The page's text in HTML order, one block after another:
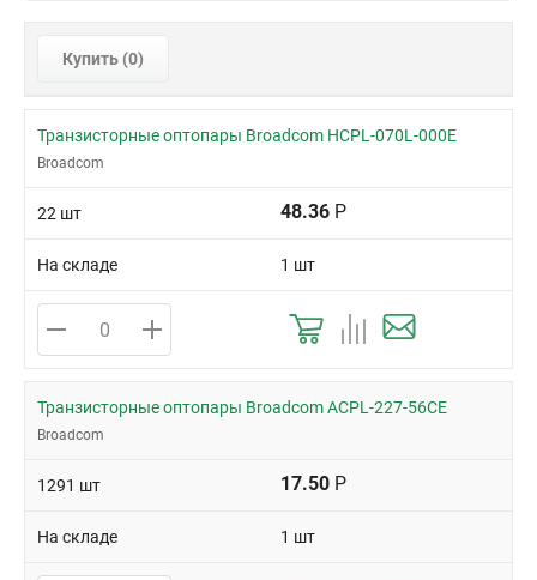
с транзисторным выходом. Работаем со всеми регионами
Купить (0)
Транзисторные оптопары Broadcom HCPL-070L-000E
Broadcom
22 шт 48.36 Р
На складе 1 шт
Транзисторные оптопары Broadcom ACPL-227-56CE
Broadcom
1291 шт 17.50 Р
На складе 1 шт